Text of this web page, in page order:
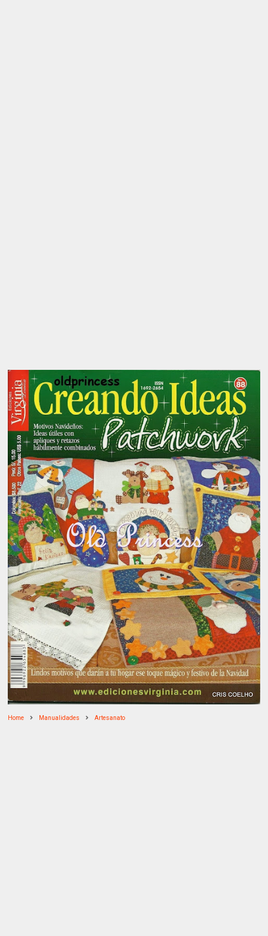
Home Manualidades Artesanato